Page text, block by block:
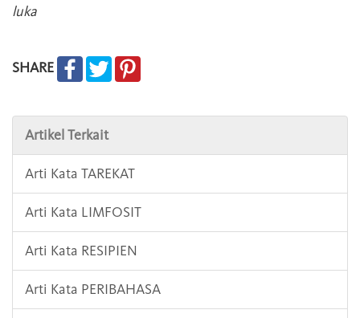
luka
SHARE
Artikel Terkait
Arti Kata TAREKAT
Arti Kata LIMFOSIT
Arti Kata RESIPIEN
Arti Kata PERIBAHASA